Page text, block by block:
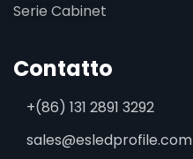
Serie Cabinet
Contatto
+(86) 131 2891 3292
sales@esledprofile.com